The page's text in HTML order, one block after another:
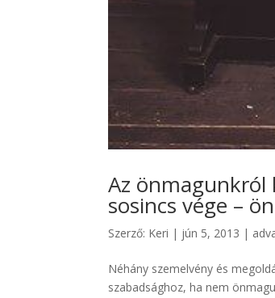
Az
sosincs vége –
Szerző: Keri | jún 5, 2013 |
Néhány szemelvény és
szabadsághoz, ha nem